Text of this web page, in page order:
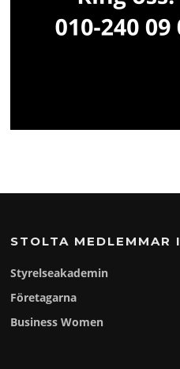
STOLTA MEDLEMMAR I
Styrelseakademin
Företagarna
Business Women